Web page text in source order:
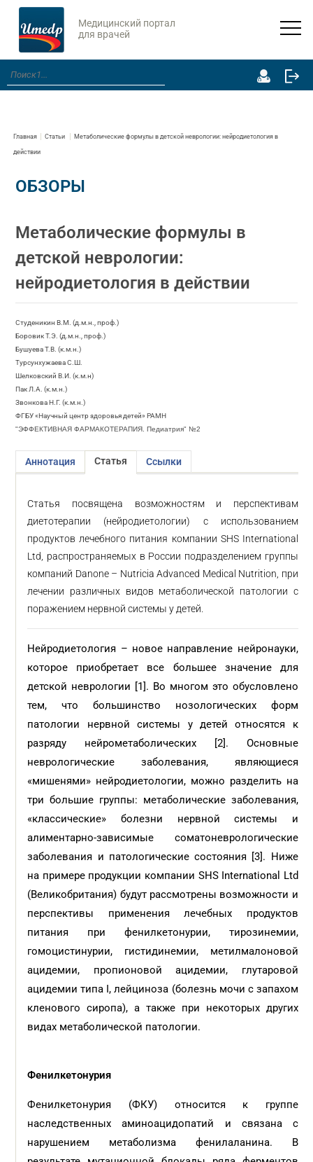
Медицинский портал
для врачей
Главная Статьи Метаболические формулы в детской неврологии: нейродиетология в
действии
ОБЗОРЫ
Метаболические формулы в
детской неврологии:
нейродиетология в действии
Студеникин В.М. (д.м.н., проф.)
Боровик Т.Э. (д.м.н., проф.)
Бушуева Т.В. (к.м.н.)
Турсунхужаева С.Ш.
Шелковский В.И. (к.м.н)
Пак Л.А. (к.м.н.)
Звонкова Н.Г. (к.м.н.)
ФГБУ «Научный центр здоровья детей» РАМН
"ЭФФЕКТИВНАЯ ФАРМАКОТЕРАПИЯ. Педиатрия" №2
Аннотация Статья Ссылки
Статья посвящена возможностям и перспективам
диетотерапии (нейродиетологии) с использованием
продуктов лечебного питания компании SHS International
Ltd, распространяемых в России подразделением группы
компаний Danone – Nutricia Advanced Medical Nutrition, при
лечении различных видов метаболической патологии с
поражением нервной системы у детей.
Нейродиетология – новое направление нейронауки,
которое приобретает все большее значение для
детской неврологии [1]. Во многом это обусловлено
тем, что большинство нозологических форм
патологии нервной системы у детей относятся к
разряду нейрометаболических [2]. Основные
неврологические заболевания, являющиеся
«мишенями» нейродиетологии, можно разделить на
три большие группы: метаболические заболевания,
«классические» болезни нервной системы и
алиментарно-зависимые соматоневрологические
заболевания и патологические состояния [3]. Ниже
на примере продукции компании SHS International Ltd
(Великобритания) будут рассмотрены возможности и
перспективы применения лечебных продуктов
питания при фенилкетонурии, тирозинемии,
гомоцистинурии, гистидинемии, метилмалоновой
ацидемии, пропионовой ацидемии, глутаровой
ацидемии типа I, лейциноза (болезнь мочи с запахом
кленового сиропа), а также при некоторых других
видах метаболической патологии.
Фенилкетонурия
Фенилкетонурия (ФКУ) относится к группе
наследственных аминоацидопатий и связана с
нарушением метаболизма фенилаланина. В